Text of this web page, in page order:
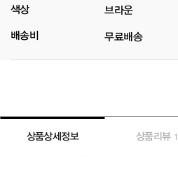
색상 브라운
배송비 무료배송
상품상세정보 상품리뷰 1